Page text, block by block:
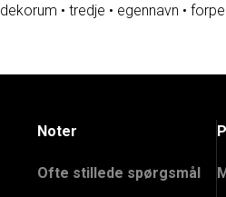
dekorum • tredje • egennavn •
Noter
Ofte stillede spørgsmål